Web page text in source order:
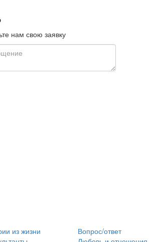
нам свою заявку
из жизни
Вопрос/ответ